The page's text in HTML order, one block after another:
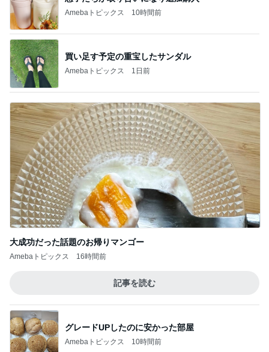
Amebaトピックス 10時間前
買い足す予定の重宝したサンダル
Amebaトピックス 1日前
大成功だった話題のお帰りマンゴー
Amebaトピックス 16時間前
記事を読む
グレードUPしたのに安かった部屋
Amebaトピックス 10時間前